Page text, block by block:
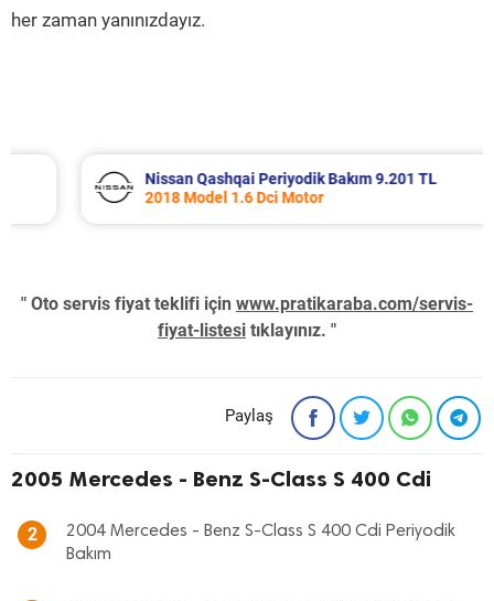
her zaman yanınızdayız.
Nissan Qashqai Periyodik Bakım 9.201 TL
2018 Model 1.6 Dci Motor
" Oto servis fiyat teklifi için www.pratikaraba.com/servis-
fiyat-listesi tıklayınız. "
Paylaş
2005 Mercedes - Benz S-Class S 400 Cdi
2
2004 Mercedes - Benz S-Class S 400 Cdi Periyodik
Bakım